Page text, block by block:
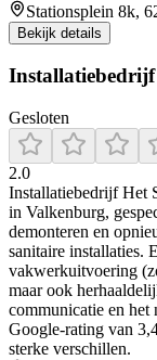
Stationsplein 8k,
Bekijk details
Gesloten
2.0
Installatiebedrijf Het
in Valkenburg,
demonteren en
sanitaire installaties.
vakwerkuitvoering
maar ook
communicatie en het
Google‑rating van
sterke verschillen.